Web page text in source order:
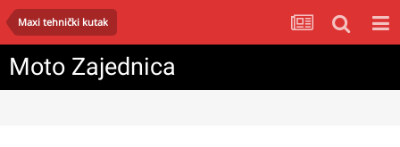
Maxi tehnički kutak
Moto Zajednica